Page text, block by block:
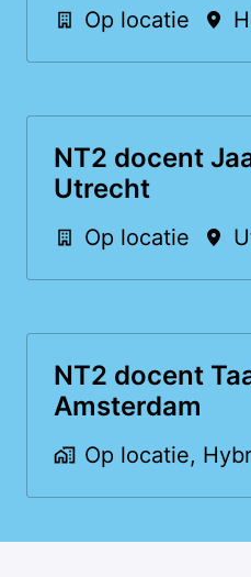
Op locatie
NT2 docent
Utrecht
Op locatie
NT2 docent
Amsterdam
Op locatie,